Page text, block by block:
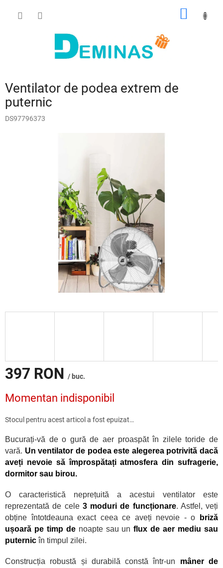
COŞ
Ventilator de podea extrem de
puternic
DS97796373
397 RON / buc.
preţ:
Momentan indisponibil
Stocul pentru acest articol a fost epuizat…
Bucurați-vă de o gură de aer proaspătîn zilele toride de
vară. Un ventilator de podea este alegerea potrivită dacă
aveți nevoie să împrospătați atmosfera din sufragerie,
dormitor sau birou.
O caracteristică neprețuită a acestui ventilator este
reprezentată de cele 3 moduri de funcționare. Astfel, veți
obțineîntotdeauna exact ceea ce aveți nevoie - o
briză
ușoară pe timp de noapte sau unflux de aer mediu sau
puternicîn timpul zilei.
Construcția robustă și durabilă constăîntr-un mâner de